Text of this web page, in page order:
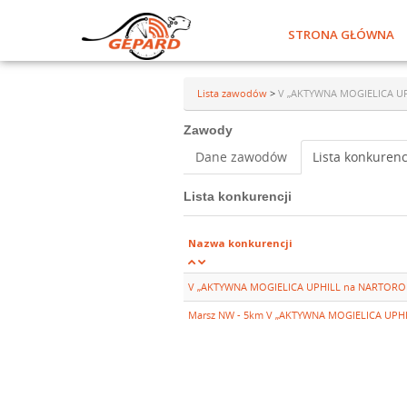
STRONA GŁÓWNA
Lista zawodów > V „AKTYWNA MOGIELICA
Zawody
Dane zawodów Lista
Lista konkurencji
Nazwa konkurencji
V „AKTYWNA MOGIELICA UPHILL na
Marsz NW - 5km V „AKTYWNA MOGIELICA